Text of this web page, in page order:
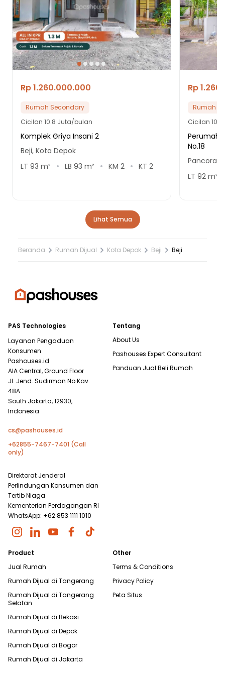
Rp 1.260.000.000
Rumah Secondary
Cicilan 10.8 Juta/bulan
Komplek Griya Insani 2
Beji, Kota Depok
LT 93 m² LB 93 m² KM 2 KT 2
Rp
Rumah
Cicilan
No.18
Pancoran
LT 92m²
Lihat Semua
Beranda Rumah Dijual Kota Depok Beji Beji
PAS Technologies
Layanan Pengaduan
Konsumen
Pashouses.id
AIA Central, Ground Floor
Jl. Jend. Sudirman No.Kav.
48A
South Jakarta, 12930,
Indonesia
cs@pashouses.id
+62855-7467-7401 (Call
only)
Direktorat Jenderal
Perlindungan Konsumen dan
Tertib Niaga
Kementerian Perdagangan RI
WhatsApp: +62 853 1111 1010
Tentang
About Us
Pashouses Expert Consultant
Panduan Jual Beli Rumah
Product
Jual Rumah
Rumah Dijual di Tangerang
Rumah Dijual di Tangerang
Selatan
Rumah Dijual di Bekasi
Rumah Dijual di Depok
Rumah Dijual di Bogor
Rumah Dijual di Jakarta
Other
Terms & Conditions
Privacy Policy
Peta Situs